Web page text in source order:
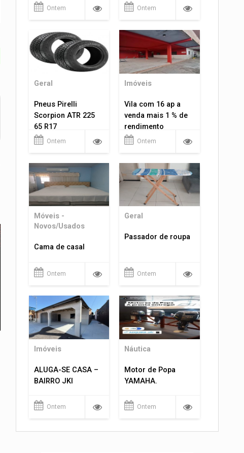
VELHO RO.
Ontem Ontem
Geral
Pneus Pirelli
Scorpion ATR 225
65 R17
Ontem
Imóveis
Vila com 16 ap a
venda mais 1 % de
rendimento
Ontem
Móveis -
Novos/Usados
Cama de casal
Ontem
Geral
Passador de roupa
Ontem
Imóveis
ALUGA-SE CASA –
BAIRRO JKI
Ontem
Náutica
Motor de Popa
YAMAHA.
Ontem